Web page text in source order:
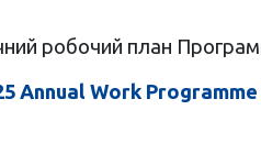
робочий план
Annual Work